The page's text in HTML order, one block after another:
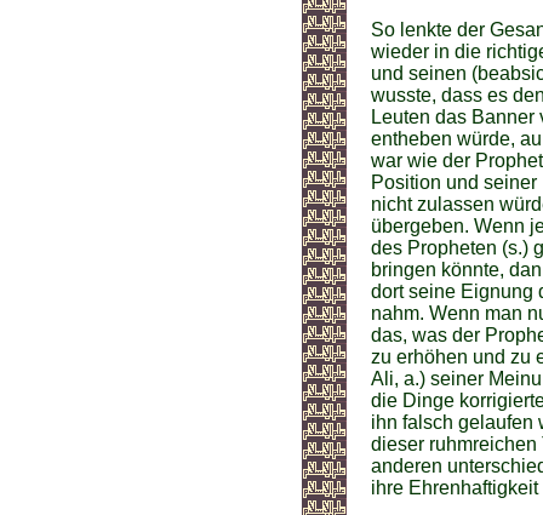
So lenkte der
wieder in die
und seinen
wusste, dass es
Leuten das
entheben würde,
war wie der
Position und
nicht zulassen
übergeben. Wenn
des Propheten (s.)
bringen könnte,
dort seine Eignung
nahm. Wenn man
das, was der
zu erhöhen und zu
Ali, a.) seiner
die Dinge
ihn falsch gelaufen
dieser ruhmreichen
anderen
ihre